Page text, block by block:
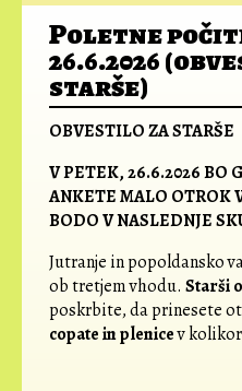
Poletne
26.6.2026
starše)
OBVESTILO ZA STARŠE
V PETEK, 26.6.2026 BO
ANKETE MALO OTROK
BODO V NASLEDNJE
Jutranje in popoldansko
ob tretjem vhodu. Starši
poskrbite, da prinesete
copate in plenicev